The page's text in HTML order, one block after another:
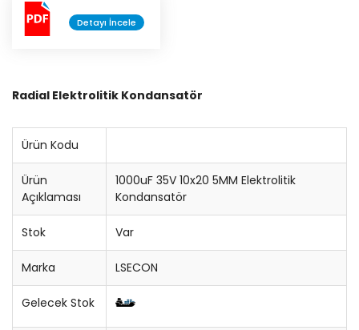
Konnektör
Sigorta
Potansiyometre
Cihaz Düğmesi
Bobin
Lehim Teli
Detayı İncele
Radial Elektrolitik Kondansatör
Ürün Kodu
Ürün
Açıklaması
1000uF 35V 10x20 5MM Elektrolitik
Kondansatör
Stok Var
Marka LSECON
Gelecek Stok